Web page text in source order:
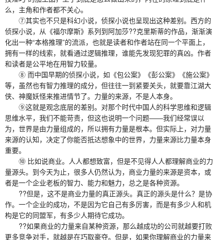
么，主角和作者都不关心。
⑦其实也不只是科幻小说，侦探小说也呈现出这种差别。西方的
侦探小说，从《福尔摩斯》系列到阿加莎??克里斯蒂的作品，渐渐演
化出一种“本格推理”的流派，也就是读者和作者站在同一个平面上，
拥有一样的线索，就看通过逻辑推理，谁能先发现犯罪的真凶。作者
和读者是公平地在用智力较量。
⑧ 而中国早期的侦探小说，如《包公案》《彭公案》《施公案》
等，虽然也有智力推理的成分，但往往一到紧要关头，就要靠江湖大
侠、神魔妖怪来推进情节了。力量的来源，不是人本身。
⑨这就是观念底层的差别。对那个时代中国人的科学思维和逻辑
思维水平，我们不能苛责，但这也说明一个问题——我们经常误以
为，世界是由力量组成的，所以拥有力量是根本。但实际上，对力量
来源的认知，决定了你能否抵达想象中的世界，力量来源比力量本身
重要。
⑩ 比如说商业。人人都想致富，但是不见得人人都理解商业的力
量源头。到今天为止，很多人仍然认为，商业力量的来源是资本，或
者是一个企业老板的智力、能力和魅力，总之是各种资源。
??但是，这不是商业力量的真正源头。真正的源头是什么？是协
作。一个企业的成功，不是因为它自己有多厉害，而是有多少人和机
构是它的同盟军，有多少人期待它成功。
??如果商业的力量来自某种资源，那么越成功的公司就越要打败
更多竞争对手，就越是在巧取豪夺。但是，如果你理解商业的力量来